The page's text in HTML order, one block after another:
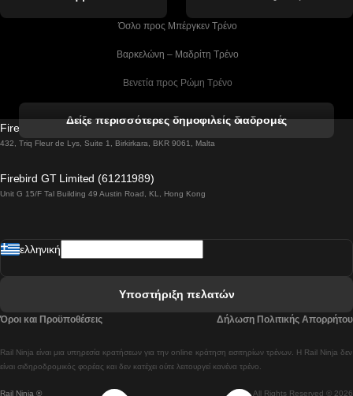
Όσλο προς Μπέργκεν Tρένο
Βαρκελώνη – Μαδρίτη Tρένο
Βενετία προς Ρώμη Τρένο
Βιέννη προς Σάλτσμπουργκ Τρένα
Βουδαπέστη προς Πράγα Tρένο
Λισαβόνα προς Λάγος Tρένο
Δείξε περισσότερες δημοφιλείς διαδρομές
Firebird GT Limited (OC 1451)
432, Triq Fleur de Lys, Suite 1, Birkirkara, BKR 9061, Malta
Firebird GT Limited (61211989)
Unit G 15/F Tal Building 49 Austin Road, KL, Hong Kong
Rail Ninja ® All Rights Reserved © 2026
Rail Ninja είναι μια υπηρεσία κρατήσεων για την online κράτηση εισιτηρίων τρένων. Η Rail Ninja δεν
είναι σιδηροδρομικός φορέας και δεν κατέχει ούτε λειτουργεί κανένα τρένο.
ελληνική
Υποστήριξη πελατών
Όροι και Προϋποθέσεις Δήλωση Πολιτικής Απορρήτου